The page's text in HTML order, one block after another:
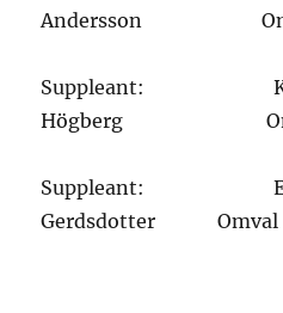
Andersson
Suppleant:
Högberg
Suppleant: Ewa
Gerdsdotter